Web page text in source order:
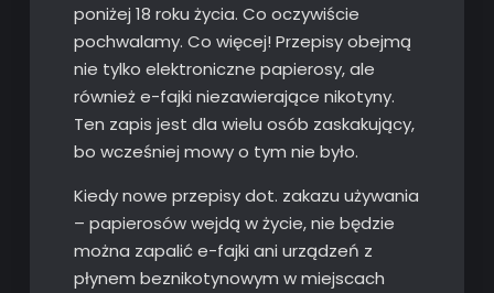
poniżej 18 roku życia. Co oczywiście
pochwalamy. Co więcej! Przepisy obejmą
nie tylko elektroniczne papierosy, ale
również e-fajki niezawierające nikotyny.
Ten zapis jest dla wielu osób zaskakujący,
bo wcześniej mowy o tym nie było.
Kiedy nowe przepisy dot. zakazu używania
– papierosów wejdą w życie, nie będzie
można zapalić e-fajki ani urządzeń z
płynem beznikotynowym w miejscach